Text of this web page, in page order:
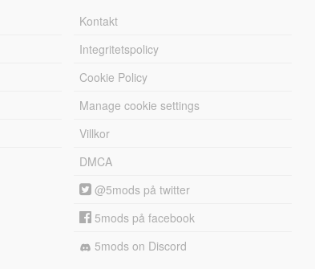
Kontakt
Integritetspolicy
Cookie Policy
Manage cookie settings
Villkor
DMCA
@5mods på twitter
5mods på facebook
5mods on Discord